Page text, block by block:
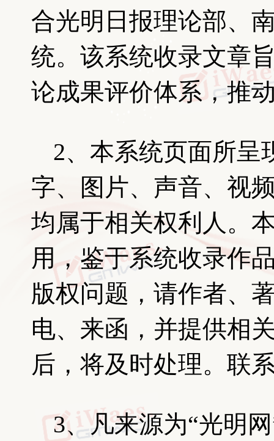
合光明日报理论部、
统。该系统收录文章
论成果评价体系，推
2、本系统页面所呈
字、图片、声音、视
均属于相关权利人。
用，鉴于系统收录作
版权问题，请作者、
电、来函，并提供相
后，将及时处理。联
3、凡来源为“光明